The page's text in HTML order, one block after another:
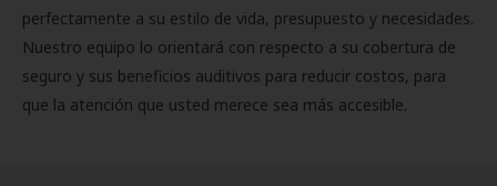
perfectamente a su estilo de vida, presupuesto y necesidades.
Nuestro equipo lo orientará con respecto a su cobertura de
seguro y sus beneficios auditivos para reducir costos, para
que la atención que usted merece sea más accesible.